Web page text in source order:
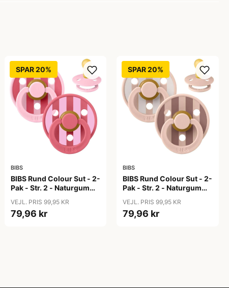
SPAR 20%
BIBS
BIBS Rund Colour Sut - 2-
Pak - Str. 2 - Naturgummi
Pink/Coral Mix
VEJL. PRIS 99,95 KR
79,96 kr
SPAR 20%
BIBS
BIBS Rund Colour Sut - 2-
Pak - Str. 2 - Naturgummi
VEJL. PRIS 99,95 KR
79,96 kr